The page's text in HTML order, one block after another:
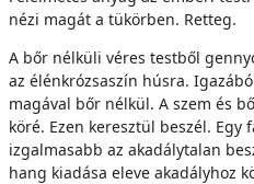
nézi magát a tükörben. Retteg.
A bőr nélküli véres testből
az élénkrózsaszín húsra.
magával bőr nélkül. A szem és
köré. Ezen keresztül beszél. Egy
izgalmasabb az akadálytalan
hang kiadása eleve akadályhoz